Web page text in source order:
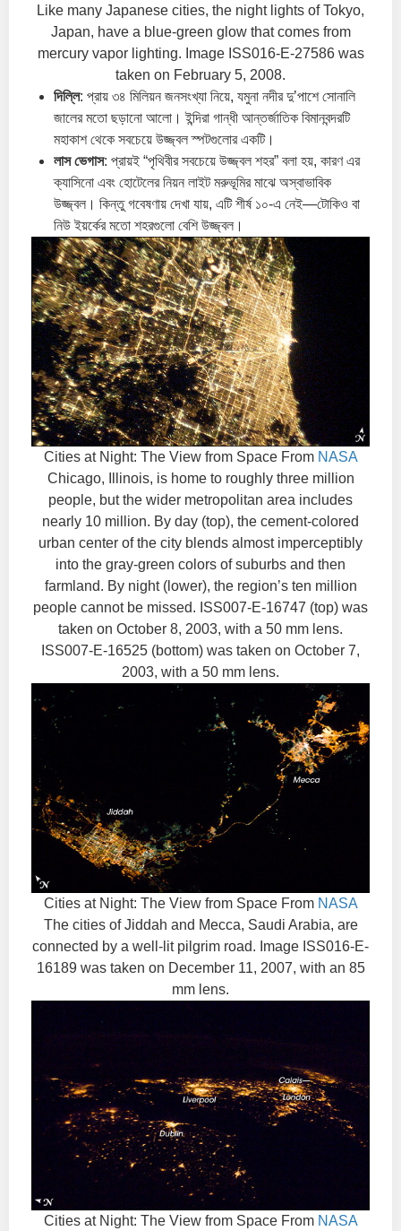
Like many Japanese cities, the night lights of Tokyo,
Japan, have a blue-green glow that comes from
mercury vapor lighting. Image ISS016-E-27586 was
taken on February 5, 2008.
দিল্লি: প্রায় ৩৪ মিলিয়ন জনসংখ্যা নিয়ে, যমুনা নদীর দু’পাশে সোনালি
জালের মতো ছড়ানো আলো। ইন্দিরা গান্ধী আন্তর্জাতিক বিমানবন্দরটি
মহাকাশ থেকে সবচেয়ে উজ্জ্বল স্পটগুলোর একটি।
লাস ভেগাস: প্রায়ই “পৃথিবীর সবচেয়ে উজ্জ্বল শহর” বলা হয়, কারণ এর
ক্যাসিনো এবং হোটেলের নিয়ন লাইট মরুভূমির মাঝে অস্বাভাবিক
উজ্জ্বল। কিন্তু গবেষণায় দেখা যায়, এটি শীর্ষ ১০-এ নেই—টোকিও বা
নিউ ইয়র্কের মতো শহরগুলো বেশি উজ্জ্বল।
Cities at Night: The View from Space From NASA
Chicago, Illinois, is home to roughly three million
people, but the wider metropolitan area includes
nearly 10 million. By day (top), the cement-colored
urban center of the city blends almost imperceptibly
into the gray-green colors of suburbs and then
farmland. By night (lower), the region’s ten million
people cannot be missed. ISS007-E-16747 (top) was
taken on October 8, 2003, with a 50 mm lens.
ISS007-E-16525 (bottom) was taken on October 7,
2003, with a 50 mm lens.
Cities at Night: The View from Space From NASA
The cities of Jiddah and Mecca, Saudi Arabia, are
connected by a well-lit pilgrim road. Image ISS016-E-
16189 was taken on December 11, 2007, with an 85
mm lens.
Cities at Night: The View from Space From NASA